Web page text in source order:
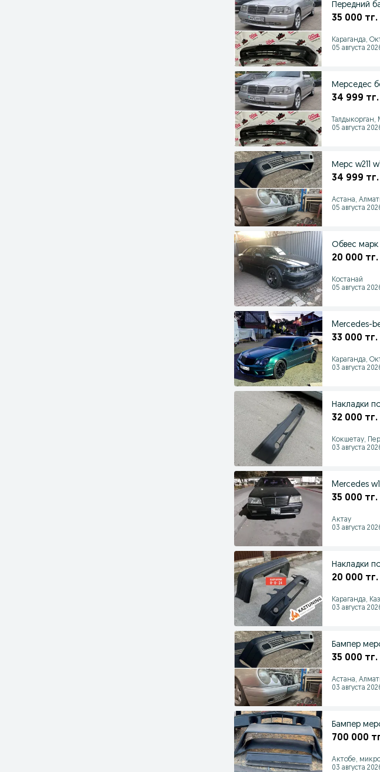
Передний
35 000 тг.
Караганда,
05 августа
Мерседес
34 999 тг.
05 августа
Мерс w211
34 999 тг.
Астана,
05 августа
20 000 тг.
Костанай
05 августа
33 000 тг.
Караганда,
03 августа
Накладки
32 000 тг.
Кокшетау,
03 августа
35 000 тг.
Актау
03 августа
Накладки
20 000 тг.
Караганда,
03 августа
Бампер
35 000 тг.
Астана,
03 августа
Бампер
700 000
Актобе,
03 августа